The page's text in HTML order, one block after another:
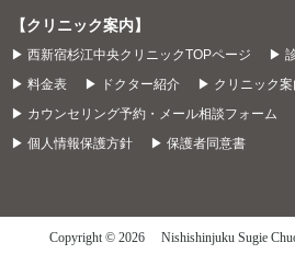
【クリニック案内】
▶ 西新宿杉江中央クリニックTOPページ ▶
▶ 料金表
▶ ドクター紹介
▶ クリニック案
▶ カウンセリング予約・メール相談フォーム
▶ 個人情報保護方針
▶ 保護者同意書
Copyright © 2026 Nishishinjuku Sugie